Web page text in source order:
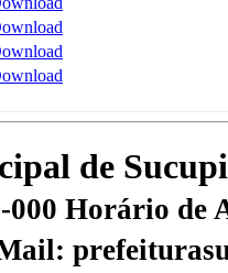
de
000 Horário de